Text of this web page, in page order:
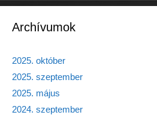
Archívumok
2025. október
2025. szeptember
2025. május
2024. szeptember